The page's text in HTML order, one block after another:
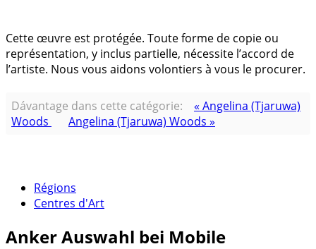
Cette œuvre est protégée. Toute forme de copie ou
représentation, y inclus partielle, nécessite l’accord de
l’artiste. Nous vous aidons volontiers à vous le procurer.
Dávantage dans cette catégorie:
« Angelina (Tjaruwa)
Woods
Angelina (Tjaruwa) Woods »
Régions
Centres d'Art
AnkerAuswahl bei Mobile